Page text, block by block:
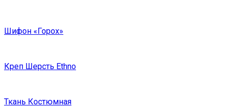
Шифон «Горох»
Креп Шерсть Ethno
Ткань Костюмная